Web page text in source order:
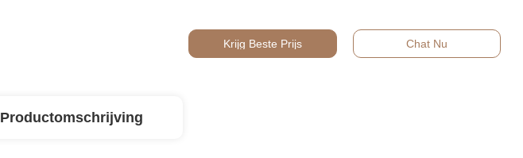
Krijg Beste Prijs Chat Nu
Productomschrijving